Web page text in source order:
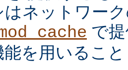
はネットワー
で
能を用いるこ